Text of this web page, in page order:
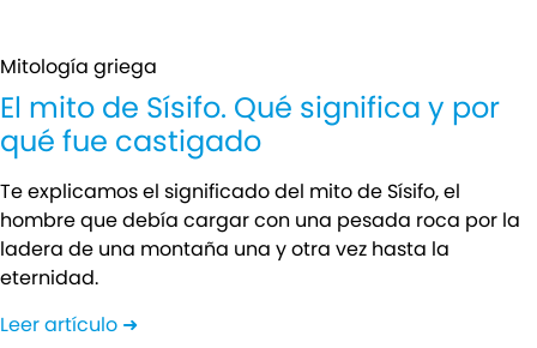
Mitología griega
El mito de Sísifo. Qué significa y por
qué fue castigado
Te explicamos el significado del mito de Sísifo, el
hombre que debía cargar con una pesada roca por la
ladera de una montaña una y otra vez hasta la
eternidad.
Leer artículo ➜